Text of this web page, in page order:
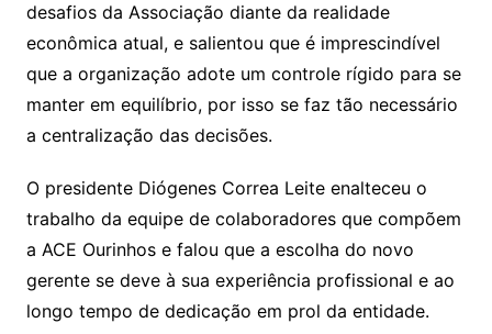
desafios da Associação diante da realidade
econômica atual, e salientou que é imprescindível
que a organização adote um controle rígido para se
manter em equilíbrio, por isso se faz tão necessário
a centralização das decisões.
O presidente Diógenes Correa Leite enalteceu o
trabalho da equipe de colaboradores que compõem
a ACE Ourinhos e falou que a escolha do novo
gerente se deve à sua experiência profissional e ao
longo tempo de dedicação em prol da entidade.